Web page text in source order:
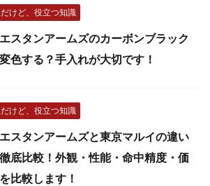
けど、役立つ知識
スタンアームズのカーボンブラック
色する？手入れが大切です！
けど、役立つ知識
スタンアームズと東京マルイの違い
底比較！外観・性能・命中精度・価
比較します！